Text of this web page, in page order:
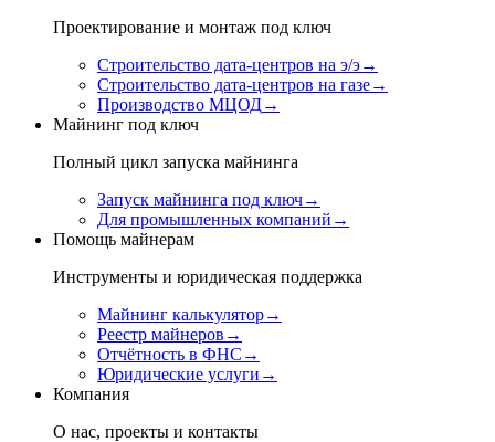
Проектирование и монтаж под ключ
Строительство дата-центров на э/э→
Строительство дата-центров на газе→
Производство МЦОД→
Майнинг под ключ
Полный цикл запуска майнинга
Запуск майнинга под ключ→
Для промышленных компаний →
Помощь майнерам
Инструменты и юридическая поддержка
Майнинг калькулятор→
Реестр майнеров →
Отчётность в ФНС →
Юридические услуги →
Компания
О нас, проекты и контакты